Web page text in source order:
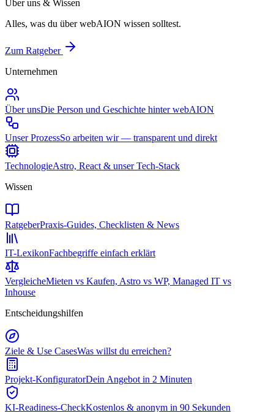
Über uns & Wissen
Alles, was du über webAION wissen solltest.
Zum Ratgeber
Unternehmen
Über unsDie Person und Geschichte hinter webAION
Unser ProzessSo arbeiten wir — transparent und direkt
TechnologieAstro, React & unser Tech-Stack
Wissen
RatgeberPraxis-Guides, Checklisten & News
IT-LexikonFachbegriffe einfach erklärt
VergleicheMieten vs Kaufen, Astro vs WP, Managed IT vs
Inhouse
Entscheidungshilfen
Ziele & Use CasesWas willst du erreichen?
Projekt-KonfiguratorDein Angebot in 2 Minuten
KI-Readiness-CheckKostenlos & anonym in 90 Sekunden